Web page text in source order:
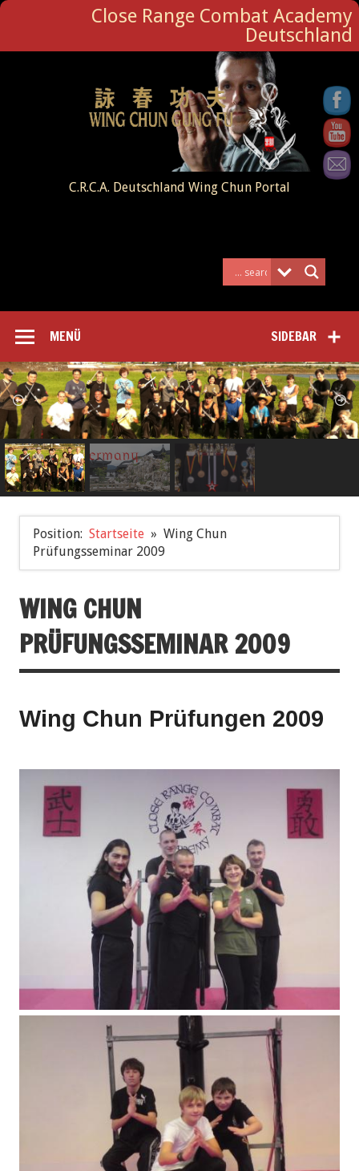
Close Range Combat Academy
Deutschland
C.R.C.A. Deutschland Wing Chun Portal
SIDEBAR
MENÜ
Position: Startseite
Wing Chun
Prüfungsseminar 2009
WING CHUN
PRÜFUNGSSEMINAR 2009
Wing Chun Prüfungen 2009